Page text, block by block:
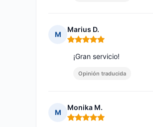
M
Marius D.
Nota: 5 de 5
¡Gran servicio!
Opinión traducida
M
Monika M.
Nota: 5 de 5